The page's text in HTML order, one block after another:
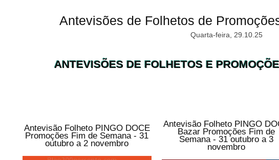
Antevisões de Folhetos de
Quarta-feira, 29.10.25
ANTEVISÕES DE FOLHETOS E
Antevisão Folheto PINGO DOCE
Promoções Fim de Semana - 31
outubro a 2 novembro
Antevisão Folheto PINGO
Bazar Promoções Fim de
Semana - 31 outubro a 3
novembro